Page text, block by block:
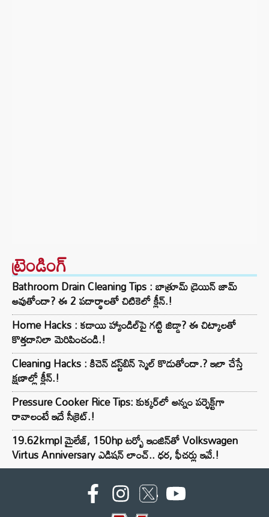
ట్రెండింగ్‌
Bathroom Drain Cleaning Tips : బాత్రూమ్ డ్రెయిన్ జామ్
అవుతోందా? ఈ 2 పదార్థాలతో చిటికెలో క్లీన్.!
Home Hacks : కడాయి హ్యాండిల్‌పై గట్టి జిడ్డా? ఈ చిట్కాలతో
కొత్తదానిలా మెరిపించండి.!
Cleaning Hacks : కిచెన్ డస్ట్‌బిన్ స్మెల్ కొడుతోందా.? ఇలా చేస్తే
క్షణాల్లో క్లీన్.!
Pressure Cooker Rice Tips: కుక్కర్‌లో అన్నం పర్ఫెక్ట్‌గా
రావాలంటే ఇదే సీక్రెట్.!
19.62kmpl మైలేజ్, 150hp టర్బో ఇంజిన్‌తో Volkswagen
Virtus Anniversary ఎడిషన్ లాంచ్.. ధర, ఫీచర్లు ఇవే.!